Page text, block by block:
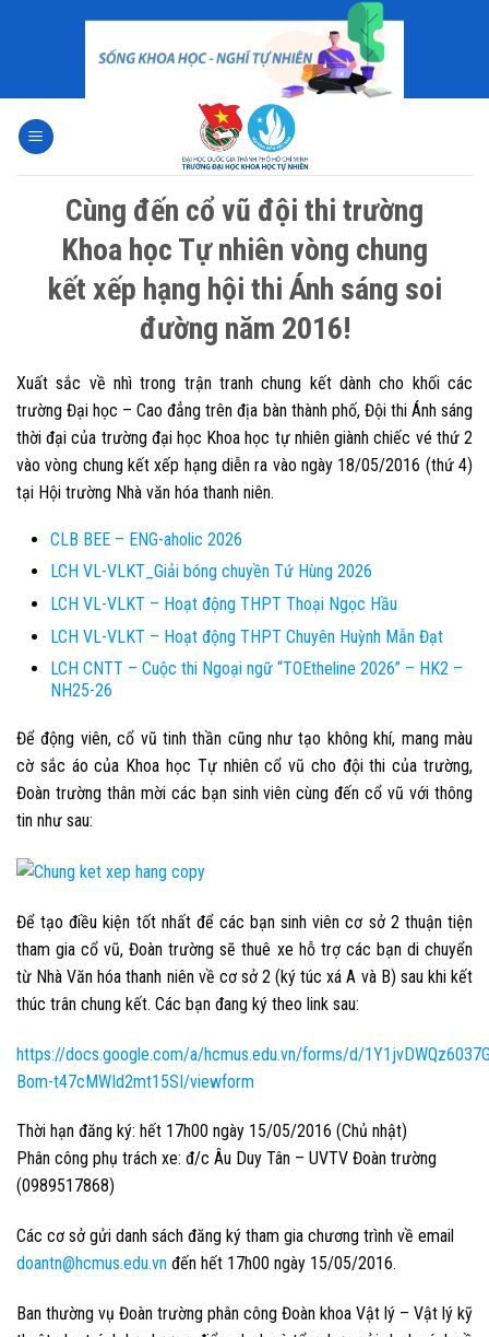
Cùng đến cổ vũ đội thi trường
Khoa học Tự nhiên vòng chung
kết xếp hạng hội thi Ánh sáng soi
đường năm 2016!
Xuất sắc về nhì trong trận tranh chung kết dành cho khối các
trường Đại học – Cao đẳng trên địa bàn thành phố, Đội thi Ánh sáng
thời đại của trường đại học Khoa học tự nhiên giành chiếc vé thứ 2
vào vòng chung kết xếp hạng diễn ra vào ngày 18/05/2016 (thứ 4)
tại Hội trường Nhà văn hóa thanh niên.
CLB BEE – ENG-aholic 2026
LCH VL-VLKT_Giải bóng chuyền Tứ Hùng 2026
LCH VL-VLKT – Hoạt động THPT Thoại Ngọc Hầu
LCH VL-VLKT – Hoạt động THPT Chuyên Huỳnh Mẫn Đạt
LCH CNTT – Cuộc thi Ngoại ngữ “TOEtheline 2026” – HK2 –
NH25-26
Để động viên, cổ vũ tinh thần cũng như tạo không khí, mang màu
cờ sắc áo của Khoa học Tự nhiên cổ vũ cho đội thi của trường,
Đoàn trường thân mời các bạn sinh viên cùng đến cổ vũ với thông
tin như sau:
Để tạo điều kiện tốt nhất để các bạn sinh viên cơ sở 2 thuận tiện
tham gia cổ vũ, Đoàn trường sẽ thuê xe hỗ trợ các bạn di chuyển
từ Nhà Văn hóa thanh niên về cơ sở 2 (ký túc xá A và B) sau khi kết
thúc trân chung kết. Các bạn đang ký theo link sau:
https://docs.google.com/a/hcmus.edu.vn/forms/d/
Bom-t47cMWId2mt15SI/viewform
Thời hạn đăng ký: hết 17h00 ngày 15/05/2016 (Chủ nhật)
Phân công phụ trách xe: đ/c Âu Duy Tân – UVTV Đoàn trường
(0989517868)
Các cơ sở gửi danh sách đăng ký tham gia chương trình về email
doantn@hcmus.edu.vn đến hết 17h00 ngày 15/05/2016.
Ban thường vụ Đoàn trường phân công Đoàn khoa Vật lý – Vật lý kỹ